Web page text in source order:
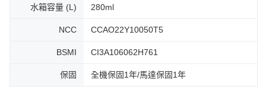
水箱容量 (L) 280ml
NCC CCAO22Y10050T5
BSMI CI3A106062H761
保固 全機保固1年/馬達保固1年